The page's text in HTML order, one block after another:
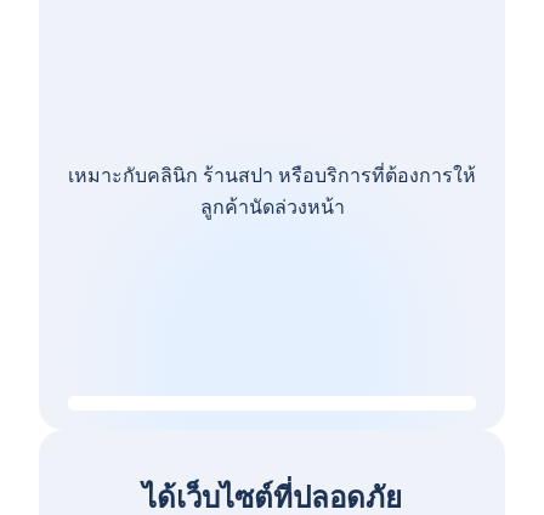
เหมาะกับคลินิก ร้านสปา หรือบริการที่ต้องการให้
ลูกค้านัดล่วงหน้า
ได้เว็บไซต์ที่ปลอดภัย